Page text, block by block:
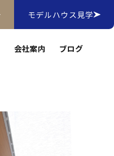
モデルハウス見学
会社案内 ブログ